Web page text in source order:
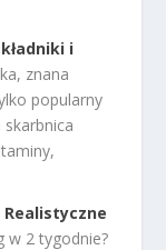
i
znana
popularny
skarbnica
Realistyczne
w 2 tygodnie?